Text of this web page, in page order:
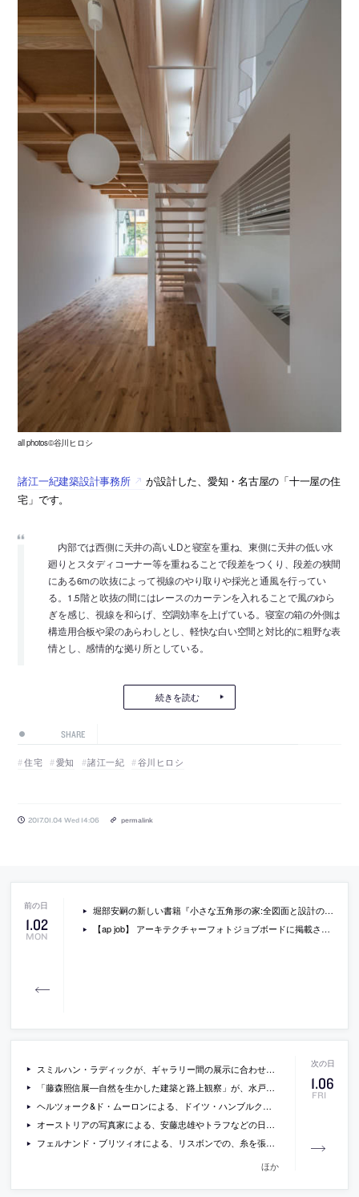
all photos©谷川ヒロシ
諸江一紀建築設計事務所
が設計した、愛知・名古屋の「十一屋の住
宅」です。
内部では西側に天井の高いLDと寝室を重ね、東側に天井の低い水
廻りとスタディコーナー等を重ねることで段差をつくり、段差の狭間
にある6mの吹抜によって視線のやり取りや採光と通風を行ってい
る。1.5階と吹抜の間にはレースのカーテンを入れることで風のゆら
ぎを感じ、視線を和らげ、空調効率を上げている。寝室の箱の外側は
構造用合板や梁のあらわしとし、軽快な白い空間と対比的に粗野な表
情とし、感情的な拠り所としている。
続きを読む
SHARE
住宅 愛知 諸江一紀 谷川ヒロシ
2017.01.04 Wed 14:06 permalink
1.02
MON
堀部安嗣の新しい書籍『小さな五角形の家:全図面と設計の現場』
【ap job】 アーキテクチャーフォトジョブボードに掲載されている求人情報一覧 (2017/1/3)
1.06
FRI
スミルハン・ラディックが、ギャラリー間の展示に合わせて日本で行った講演「BESTIARY：寓話集」の動画
「藤森照信展―自然を生かした建築と路上観察」が、水戸芸術館で開催 [2017/3/11-5/14]
ヘルツォーク&ド・ムーロンによる、ドイツ・ハンブルクの劇場「エルプフィルハーモニー」の、内部をドローンで撮影した動画
オーストリアの写真家による、安藤忠雄やトラフなどの日本のクリエイターのスタジオを収めた写真
フェルナンド・ブリツィオによる、リスボンでの、糸を張って展示台にしているジュエリー展の会場構成の写真
ほか